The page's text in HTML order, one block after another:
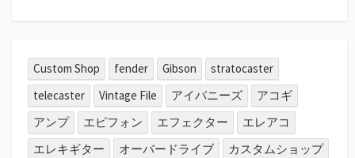
Custom Shop fender Gibson
stratocaster
telecaster
Vintage File アイバニーズ
アコギ
アンプ
エピフォン エフェクター
エレアコ
エレキギター
オーバードライブ
カスタムショップ